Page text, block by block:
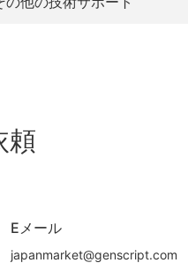
頼
Eメール
japanmarket@genscript.com